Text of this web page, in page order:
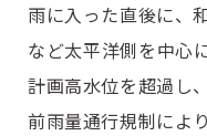
雨に入った直後に、
など太平洋側を中心
計画高水位を超過し
前雨量通行規制によ